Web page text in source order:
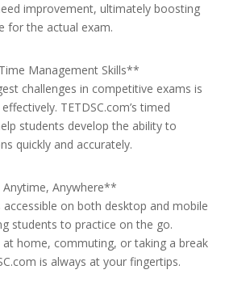
improvement, ultimately boosting
for the actual exam.
Management Skills**
challenges in competitive exams is
TETDSC.com’s timed
students develop the ability to
quickly and accurately.
Anytime, Anywhere**
on both desktop and mobile
students to practice on the go.
at home, commuting, or taking a break
is always at your fingertips.